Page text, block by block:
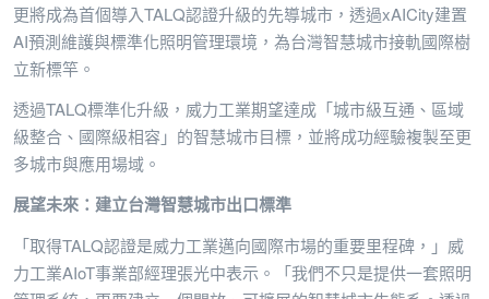
更將成為首個導入TALQ認證升級的先導城市，透過xAICity建置
AI預測維護與標準化照明管理環境，為台灣智慧城市接軌國際樹
立新標竿。
透過TALQ標準化升級，威力工業期望達成「城市級互通、區域
級整合、國際級相容」的智慧城市目標，並將成功經驗複製至更
多城市與應用場域。
展望未來：建立台灣智慧城市出口標準
「取得TALQ認證是威力工業邁向國際市場的重要里程碑，」威
力工業AIoT事業部經理張光中表示。「我們不只是提供一套照明